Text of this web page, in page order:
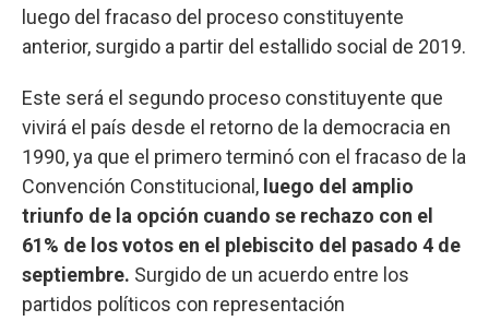
luego del fracaso del proceso constituyente
anterior, surgido a partir del estallido social de 2019.
Este será el segundo proceso constituyente que
vivirá el país desde el retorno de la democracia en
1990, ya que el primero terminó con el fracaso de la
Convención Constitucional, luego del amplio
triunfo de la opción cuando se rechazo con el
61% de los votos en el plebiscito del pasado 4 de
septiembre. Surgido de un acuerdo entre los
partidos políticos con representación